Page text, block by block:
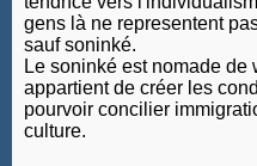
gens là ne representent
sauf soninké.
Le soninké est nomade
appartient de créer les
pourvoir concilier
culture.